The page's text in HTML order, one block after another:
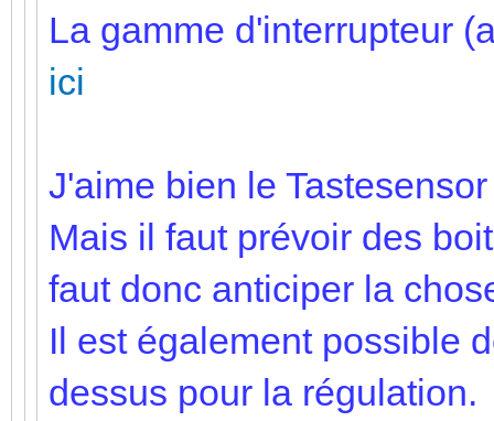
La gamme d'interrupteur
ici
J'aime bien le
Mais il faut prévoir des
faut donc anticiper la
Il est également possible
dessus pour la régulation.